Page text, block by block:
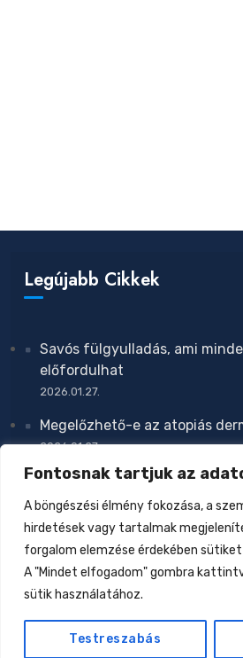
Fontosnak tartjuk az
A böngészési élmény fokozása, a
hirdetések vagy tartalmak
forgalom elemzése érdekében sütiket
A "Mindet elfogadom" gombra
sütik használatához.
Testreszabás
Legújabb Cikkek
Savós fülgyulladás, ami
előfordulhat
2026.01.27.
Megelőzhető-e az atopiás
2026.01.27.
Zavar a növekedésben
2026.01.27.
Csecsemőtáplálás az elmúlt
2026.01.17.
Allergiák: kell-e nekünk az